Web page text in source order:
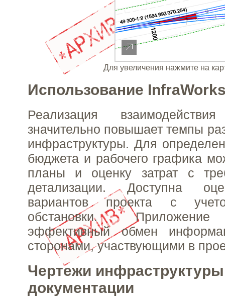
Для увеличения нажмите на
Использование
Реализация
значительно повышает темпы
инфраструктуры. Для
бюджета и рабочего графика
планы и оценку затрат с
детализации. Доступна
вариантов проекта с
обстановки. Приложение
эффективный обмен
сторонами, участвующими в
Чертежи инфраструктуры
документации